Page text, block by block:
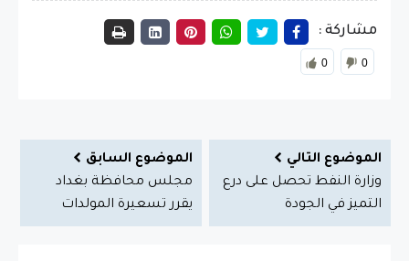
مشاركة :
0 0
الموضوع التالي
وزارة النفط تحصل على درع
التميز في الجودة
الموضوع السابق
مجلس محافظة بغداد
يقرر تسعيرة المولدات